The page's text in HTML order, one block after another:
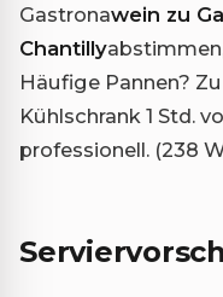
Gastronawein zu
Chantilly
Häufige Pannen?
Kühlschrank 1 Std.
professionell. (238